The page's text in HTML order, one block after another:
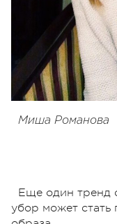
Миша Романова
Еще один тренд
убор может стать